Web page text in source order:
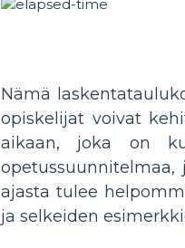
Nämä
opiskelijat voivat
aikaan, joka on
opetussuunnitelmaa,
ajasta tulee
ja selkeiden